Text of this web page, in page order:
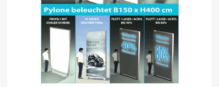
VIERECK PYLONE B300CM BELEUCHTET
SHOP NUR FÜR GEWERBETREIBENDE!